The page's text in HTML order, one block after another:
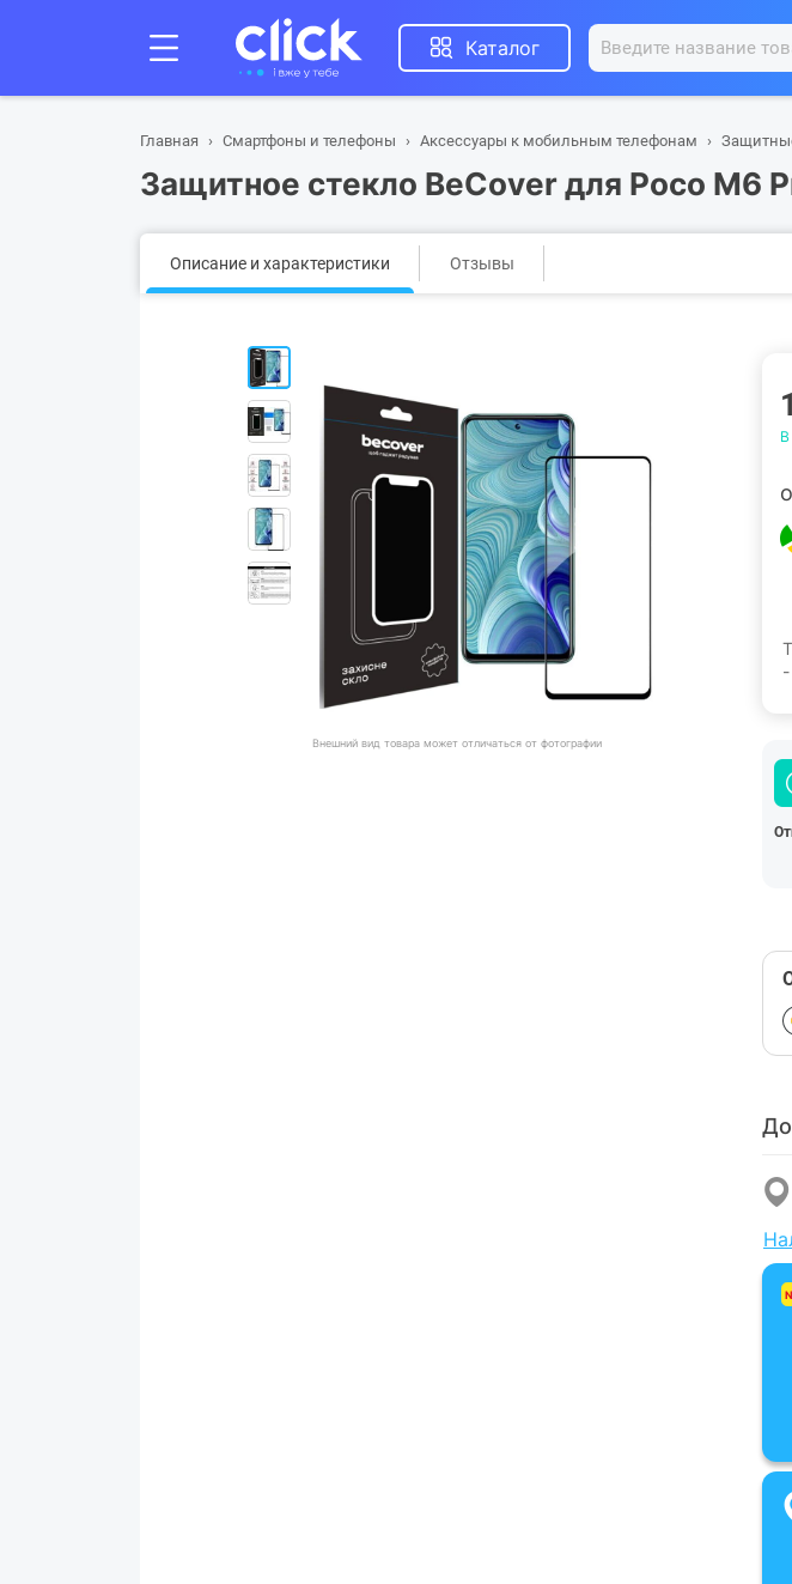
Каталог
Главная Смартфоны и телефоны Аксессуары к мобильным телефонам
Защитное стекло BeCover для Poco M6
Описание и характеристики Отзывы
Внешний вид товара может отличаться от фотографии
-